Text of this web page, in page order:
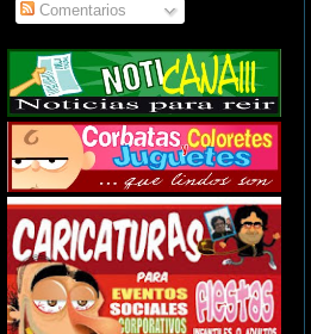
Comentarios